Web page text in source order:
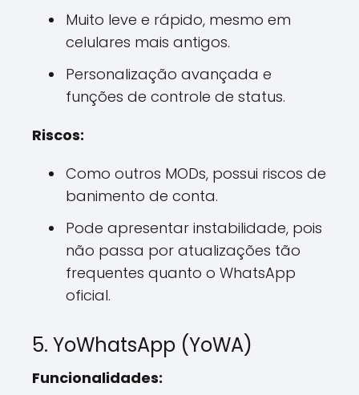
Muito leve e rápido, mesmo em
celulares mais antigos.
Personalização avançada e
funções de controle de status.
Riscos:
Como outros MODs, possui riscos de
banimento de conta.
Pode apresentar instabilidade, pois
não passa por atualizações tão
frequentes quanto o WhatsApp
oficial.
5. YoWhatsApp (YoWA)
Funcionalidades: